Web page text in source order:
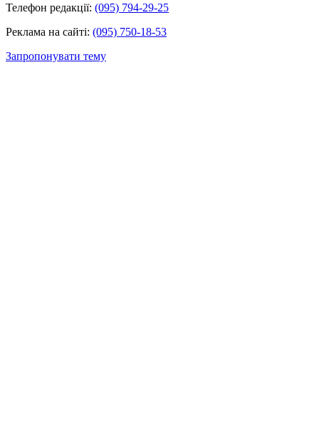
Телефон редакції: (095) 794-29-25
Реклама на сайті: (095) 750-18-53
Запропонувати тему